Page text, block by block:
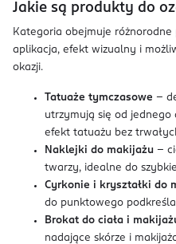
Jakie są produkty do
Kategoria obejmuje
aplikacja, efekt wizualny i
okazji.
Tatuaże tymczasowe –
utrzymują się od jednego
efekt tatuażu bez
Naklejki do makijażu –
twarzy, idealne do
Cyrkonie i kryształki do
do punktowego
Brokat do ciała i
nadające skórze i